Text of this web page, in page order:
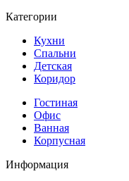
Категории
Кухни
Спальни
Детская
Коридор
Гостиная
Офис
Ванная
Корпусная
Информация